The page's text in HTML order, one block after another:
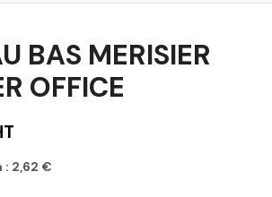
BAS MERISIER
OFFICE
: 2,62 €